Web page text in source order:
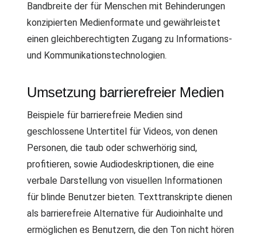
Bandbreite der für Menschen mit Behinderungen
konzipierten Medienformate und gewährleistet
einen gleichberechtigten Zugang zu Informations-
und Kommunikationstechnologien.
Umsetzung barrierefreier Medien
Beispiele für barrierefreie Medien sind
geschlossene Untertitel für Videos, von denen
Personen, die taub oder schwerhörig sind,
profitieren, sowie Audiodeskriptionen, die eine
verbale Darstellung von visuellen Informationen
für blinde Benutzer bieten. Texttranskripte dienen
als barrierefreie Alternative für Audioinhalte und
ermöglichen es Benutzern, die den Ton nicht hören